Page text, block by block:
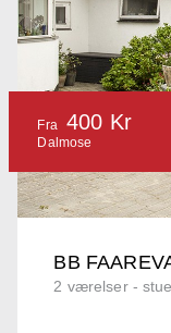
BB
2 værelser -
Fra 400 Kr
Dalmose